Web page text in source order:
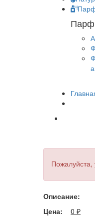
Пожалуйста,
Описание:
Цена:
0 ₽